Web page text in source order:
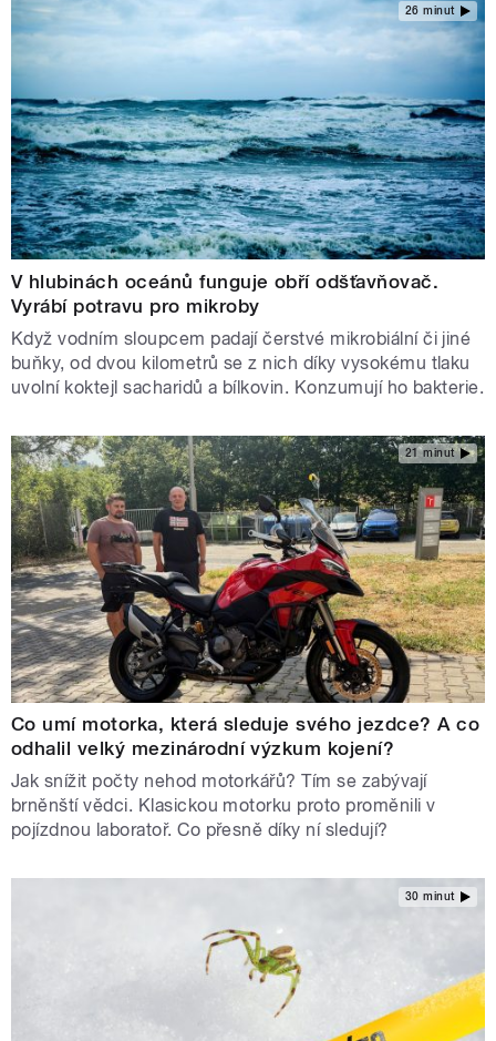
26 minut
V hlubinách oceánů funguje obří odšťavňovač.
Vyrábí potravu pro mikroby
Když vodním sloupcem padají čerstvé mikrobiální či jiné
buňky, od dvou kilometrů se z nich díky vysokému tlaku
uvolní koktejl sacharidů a bílkovin. Konzumují ho bakterie.
21 minut
Co umí motorka, která sleduje svého jezdce? A co
odhalil velký mezinárodní výzkum kojení?
Jak snížit počty nehod motorkářů? Tím se zabývají
brněnští vědci. Klasickou motorku proto proměnili v
pojízdnou laboratoř. Co přesně díky ní sledují?
30 minut